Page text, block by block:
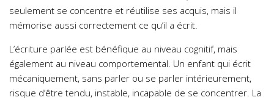
seulement se concentre et réutilise ses acquis, mais il
mémorise aussi correctement ce qu’il a écrit.
L’écriture parlée est bénéfique au niveau cognitif, mais
également au niveau comportemental. Un enfant qui écrit
mécaniquement, sans parler ou se parler intérieurement,
risque d’être tendu, instable, incapable de se concentrer. La